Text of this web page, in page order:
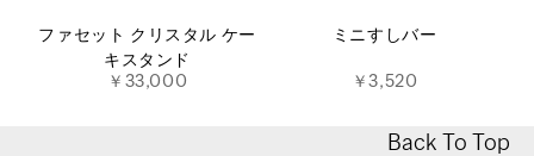
ファセット クリスタル ケー
キスタンド
￥33,000
ミニすしバー
￥3,520
Back To Top